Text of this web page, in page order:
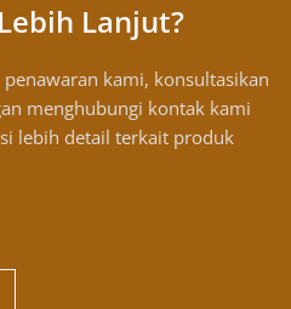
Lanjut?
kami, konsultasikan
menghubungi kontak kami
lebih detail terkait produk